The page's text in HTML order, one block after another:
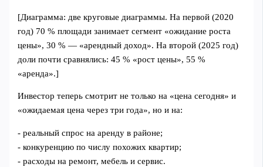
[Диаграмма: две круговые диаграммы. На первой (2020
год) 70 % площади занимает сегмент «ожидание роста
цены», 30 % — «арендный доход». На второй (2025 год)
доли почти сравнялись: 45 % «рост цены», 55 %
«аренда».]
Инвестор теперь смотрит не только на «цена сегодня» и
«ожидаемая цена через три года», но и на:
- реальный спрос на аренду в районе;
- конкуренцию по числу похожих квартир;
- расходы на ремонт, мебель и сервис.